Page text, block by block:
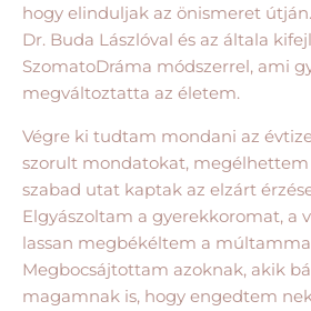
hogy elinduljak az önismeret
Dr. Buda Lászlóval és az általa
SzomatoDráma módszerrel, ami
megváltoztatta az életem.
Végre ki tudtam mondani az
szorult mondatokat,
szabad utat kaptak az elzárt
Elgyászoltam a gyerekkoromat, a
lassan megbékéltem a
Megbocsájtottam azoknak, akik
magamnak is, hogy engedtem